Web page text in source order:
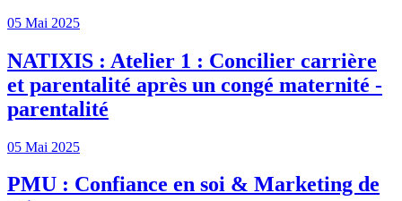
05 Mai 2025
NATIXIS : Atelier 1 : Concilier carrière
et parentalité après un congé maternité -
parentalité
05 Mai 2025
PMU : Confiance en soi & Marketing de